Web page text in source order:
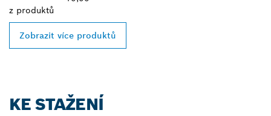
z produktů
Zobrazit více produktů
KE STAŽENÍ